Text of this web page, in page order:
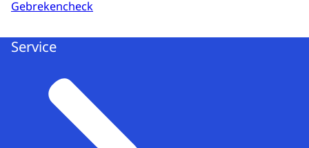
Gebrekencheck
Service